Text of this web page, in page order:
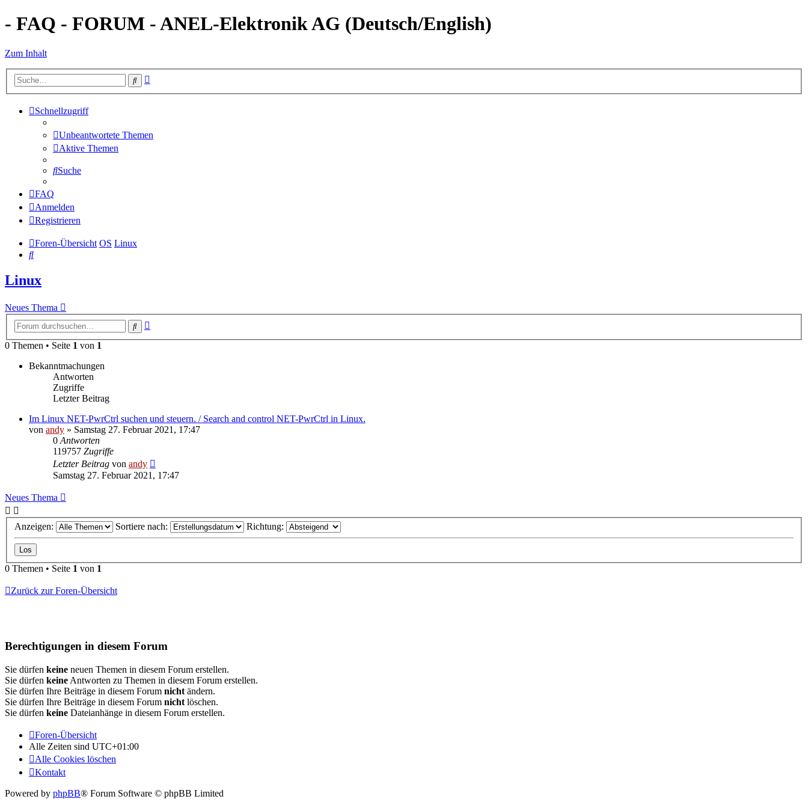
- FAQ - FORUM - ANEL-Elektronik AG (Deutsch/English)
Zum Inhalt
Suche
Schnellzugriff
Unbeantwortete Themen
Aktive Themen
Suche
FAQ
Anmelden
Registrieren
Foren-Übersicht OS Linux
Suche
Linux
Neues Thema
Suche
0 Themen • Seite 1 von 1
Bekanntmachungen
Antworten
Zugriffe
Letzter Beitrag
Im Linux NET-PwrCtrl suchen und steuern. / Search and control NET-PwrCtrl in Linux.
von andy » Samstag 27. Februar 2021, 17:47
0 Antworten
119757 Zugriffe
Letzter Beitrag von andy
Samstag 27. Februar 2021, 17:47
Neues Thema
Anzeigen: Sortiere nach: Richtung:
0 Themen • Seite 1 von 1
Zurück zur Foren-Übersicht
Berechtigungen in diesem Forum
Sie dürfen keine neuen Themen in diesem Forum erstellen.
Sie dürfen keine Antworten zu Themen in diesem Forum erstellen.
Sie dürfen Ihre Beiträge in diesem Forum nicht ändern.
Sie dürfen Ihre Beiträge in diesem Forum nicht löschen.
Sie dürfen keine Dateianhänge in diesem Forum erstellen.
Foren-Übersicht
Alle Zeiten sind UTC+01:00
Alle Cookies löschen
Kontakt
Powered by phpBB® Forum Software © phpBB Limited